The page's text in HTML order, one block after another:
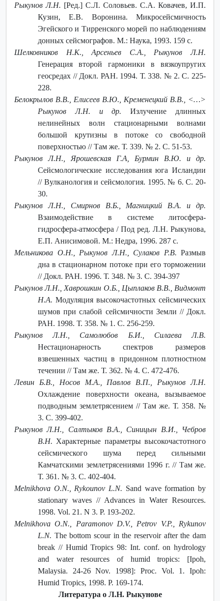
Рыкунов Л.Н. [Ред.] С.Л. Соловьев. C.А. Ковачев, И.П.
Кузин, Е.В. Воронина. Микросейсмичность
Эгейского и Тирренского морей по наблюдениям
донных сейсмографов. М.: Наука, 1993. 159 с.
Шелковников Н.К., Арсеньев С.А., Рыкунов Л.Н.
Генерация второй гармоники в вязкоупругих
геосредах // Докл. РАН. 1994. Т. 338. № 2. C. 225-
228.
Белокрылов В.В., Елисеев В.Ю., Кременецкий В.В., <…>
Рыкунов Л.Н. и др. Излучение длинных
нелинейных волн стационарными волнами
большой крутизны в потоке со свободной
поверхностью // Там же. Т. 339. № 2. C. 51-53.
Рыкунов Л.Н., Ярошевская Г.А, Бурмин В.Ю. и др.
Сейсмологические исследования юга Исландии
// Вулканология и сейсмология. 1995. № 6. С. 20-
30.
Рыкунов Л.Н., Смирнов В.Б., Магницкий В.А. и др.
Взаимодействие в системе литосфера-
гидросфера-атмосфера / Под ред. Л.Н. Рыкунова,
Е.П. Анисимовой. М.: Недра, 1996. 287 с.
Мельникова О.Н., Рыкунов Л.Н., Сулаков Р.В. Размыв
дна в стационарном потоке при его торможении
// Докл. РАН. 1996. Т. 348. № 3. C. 394-397
Рыкунов Л.Н., Хаврошкин О.Б., Цыплаков В.В., Видмонт
Н.А. Модуляция высокочастотных сейсмических
шумов при слабой сейсмичности Земли // Докл.
РАН. 1998. Т. 358. № 1. C. 256-259.
Рыкунов Л.Н., Самолюбов Б.И., Силаева Л.В.
Нестационарность спектров размеров
взвешенных частиц в придонном плотностном
течении // Там же. Т. 362. № 4. C. 472-476.
Левин Б.В., Носов М.А., Павлов В.П., Рыкунов Л.Н.
Охлаждение поверхности океана, вызываемое
подводным землетрясением // Там же. Т. 358. №
3. С. 399-402.
Рыкунов Л.Н., Салтыков В.А., Синицын В.И., Чебров
В.Н. Характерные параметры высокочастотного
сейсмического шума перед сильными
Камчатскими землетрясениями 1996 г. // Там же.
Т. 361. № 3. С. 402-404.
Melnikhova O.N., Rykounov L.N. Sand wave formation by
stationary waves // Advances in Water Resources.
1998. Vol. 21. N 3. P. 193-202.
Melnikhova O.N., Paramonov D.V., Petrov V.P., Rykunov
L.N. The bottom scour in the reservoir after the dam
break // Humid Tropics 98: Int. conf. on hydrology
and water resources of humid tropics: [Ipoh,
Malaysia. 24-26 Nov. 1998]: Proc. Vol. 1. Ipoh:
Humid Tropics, 1998. P. 169-174.
Литература о Л.Н. Рыкунове